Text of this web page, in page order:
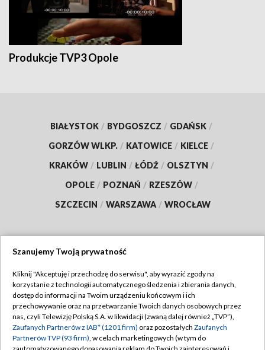
Produkcje TVP3 Opole
BIAŁYSTOK / BYDGOSZCZ / GDAŃSK /
GORZÓW WLKP. / KATOWICE / KIELCE /
KRAKÓW / LUBLIN / ŁÓDŹ / OLSZTYN /
OPOLE / POZNAŃ / RZESZÓW /
SZCZECIN / WARSZAWA / WROCŁAW
TVP
Abonament TVP
Emisja w TVP
Centrum informacji TVP
Regulamin TVP
Polityka prywatności
Moje zgody
Szanujemy Twoją prywatność
Kliknij "Akceptuję i przechodzę do serwisu", aby wyrazić zgody na
korzystanie z technologii automatycznego śledzenia i zbierania danych,
dostęp do informacji na Twoim urządzeniu końcowym i ich
przechowywanie oraz na przetwarzanie Twoich danych osobowych przez
nas, czyli Telewizję Polską S.A. w likwidacji (zwaną dalej również „TVP”),
Zaufanych Partnerów z IAB* (1201 firm) oraz pozostałych Zaufanych
Partnerów TVP (93 firm), w celach marketingowych (w tym do